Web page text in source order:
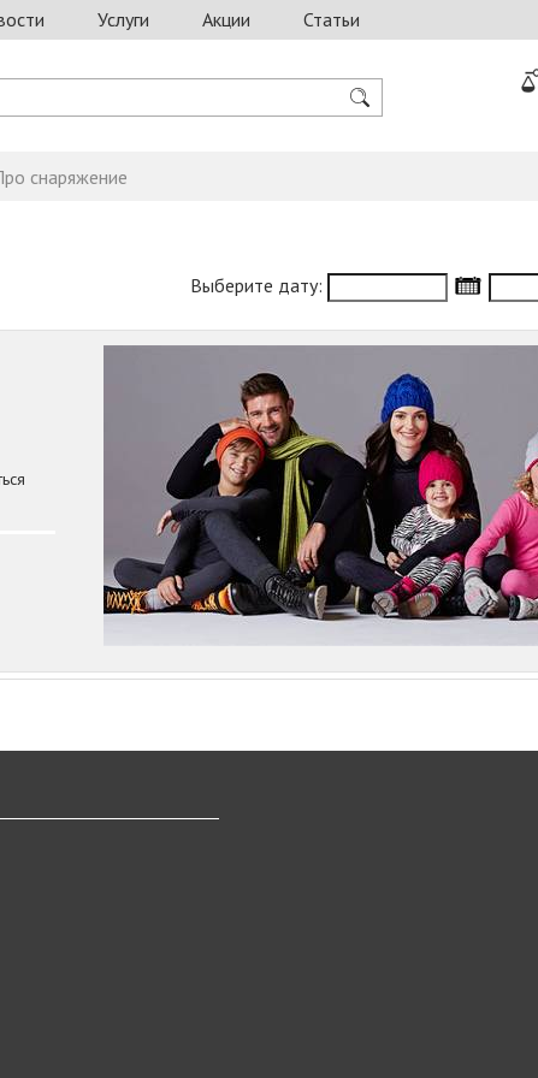
Услуги Акции Статьи
снаряжение
Выберите дату: